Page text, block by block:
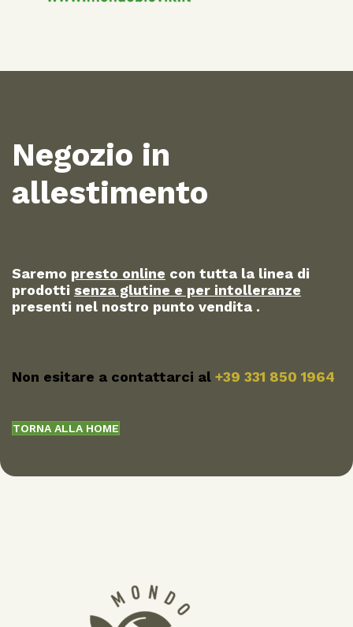
Negozio in
allestimento
Saremo presto online con tutta la linea di
prodotti senza glutine e per intolleranze
presenti nel nostro punto vendita .
Non esitare a contattarci al +39 331 850 1964
TORNA ALLA HOME